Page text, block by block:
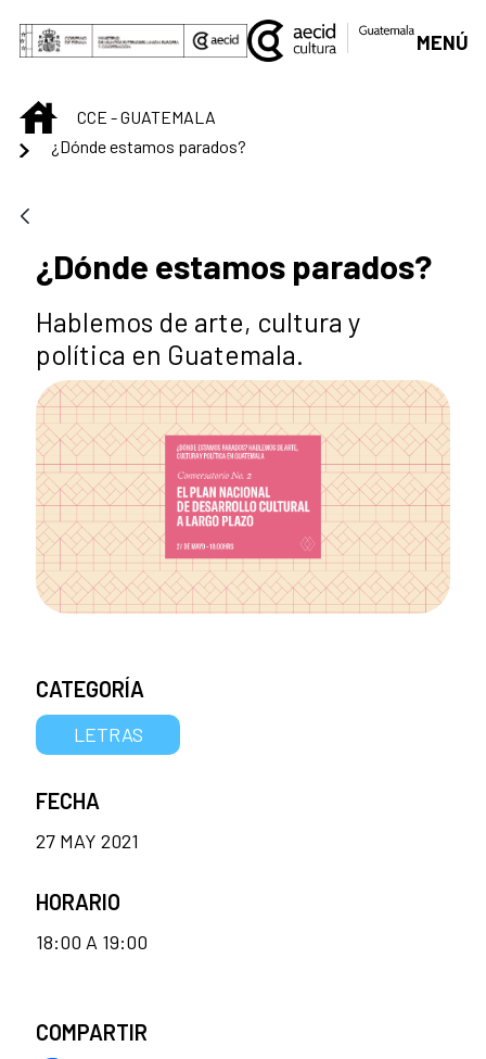
Skip to Main Content
MENÚ
INICIOCCE - GUATEMALA
¿Dónde estamos parados?
¿Dónde estamos parados?
Hablemos de arte, cultura y
política en Guatemala.
CATEGORÍA
LETRAS
FECHA
27 MAY 2021
HORARIO
18:00 A 19:00
COMPARTIR